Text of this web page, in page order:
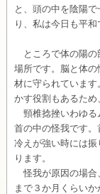
と、頭の中を陰陽
り、私は今日も平和
ところで体の陽の
場所です。脳と体
材に守られていま
かす役割もあるため
頸椎捻挫いわゆる
首の中の怪我です
冷えが強い時には
ります。
怪我が原因の場合
まで３か月くらいか